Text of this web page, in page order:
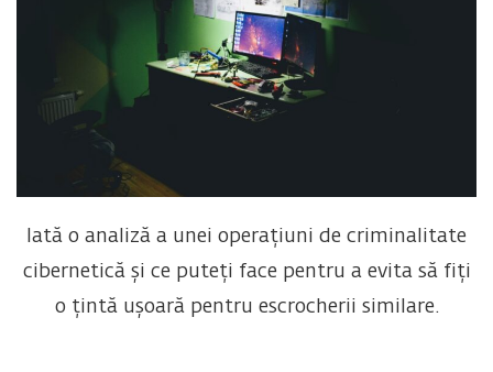
Iată o analiză a unei operațiuni de criminalitate
cibernetică și ce puteți face pentru a evita să fiți
o țintă ușoară pentru escrocherii similare.